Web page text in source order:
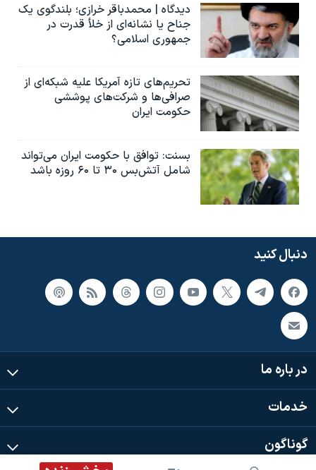
دیدگاه | محمدباقر خرازی؛ بلندگوی یک
جناح یا نشانه‌ای از خلأ قدرت در
جمهوری اسلامی؟
تحریم‌های تازه آمریکا علیه شبکه‌ای از
صرافی‌ها و شرکت‌های پوششی
حکومت ایران
بسنت: توافق با حکومت ایران می‌تواند
شامل آتش‌بس ۳۰ تا ۶۰ روزه باشد
دنبال کنید
در باره ما
خدمات
گوناگون